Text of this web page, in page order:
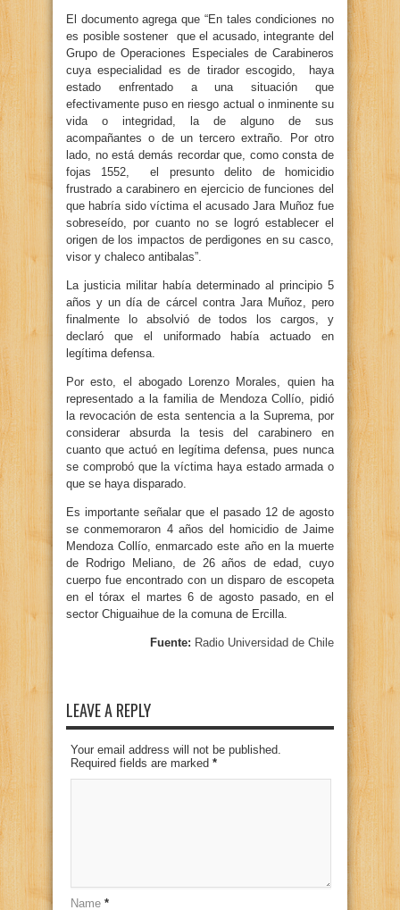
El documento agrega que “En tales condiciones no
es posible sostener que el acusado, integrante del
Grupo de Operaciones Especiales de Carabineros
cuya especialidad es de tirador escogido, haya
estado enfrentado a una situación que
efectivamente puso en riesgo actual o inminente su
vida o integridad, la de alguno de sus
acompañantes o de un tercero extraño. Por otro
lado, no está demás recordar que, como consta de
fojas 1552, el presunto delito de homicidio
frustrado a carabinero en ejercicio de funciones del
que habría sido víctima el acusado Jara Muñoz fue
sobreseído, por cuanto no se logró establecer el
origen de los impactos de perdigones en su casco,
visor y chaleco antibalas”.
La justicia militar había determinado al principio 5
años y un día de cárcel contra Jara Muñoz, pero
finalmente lo absolvió de todos los cargos, y
declaró que el uniformado había actuado en
legítima defensa.
Por esto, el abogado Lorenzo Morales, quien ha
representado a la familia de Mendoza Collío, pidió
la revocación de esta sentencia a la Suprema, por
considerar absurda la tesis del carabinero en
cuanto que actuó en legítima defensa, pues nunca
se comprobó que la víctima haya estado armada o
que se haya disparado.
Es importante señalar que el pasado 12 de agosto
se conmemoraron 4 años del homicidio de Jaime
Mendoza Collío, enmarcado este año en la muerte
de Rodrigo Meliano, de 26 años de edad, cuyo
cuerpo fue encontrado con un disparo de escopeta
en el tórax el martes 6 de agosto pasado, en el
sector Chiguaihue de la comuna de Ercilla.
Fuente: Radio Universidad de Chile
LEAVE A REPLY
Your email address will not be published.
Required fields are marked *
Name *